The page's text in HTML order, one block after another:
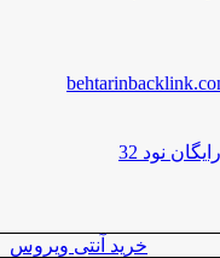
نود 32
خرید آنتی ویروس